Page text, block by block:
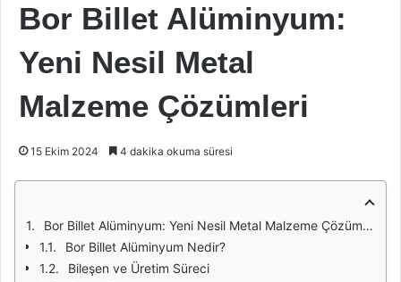
Bor Billet Alüminyum:
Yeni Nesil Metal
Malzeme Çözümleri
15 Ekim 2024 4 dakika okuma süresi
Bor Billet Alüminyum: Yeni Nesil Metal Malzeme Çözümleri
Bor Billet Alüminyum Nedir?
Bileşen ve Üretim Süreci